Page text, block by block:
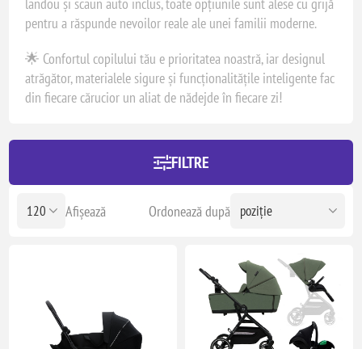
pentru a răspunde nevoilor reale ale unei familii moderne.
🌟 Confortul copilului tău e prioritatea noastră, iar designul
atrăgător, materialele sigure și funcționalitățile inteligente fac
din fiecare cărucior un aliat de nădejde în fiecare zi!
FILTRE
Ordonează după
Afișează